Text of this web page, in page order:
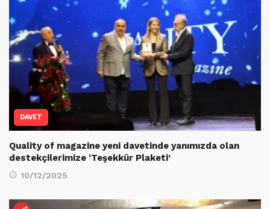
DAVET
Quality of magazine yeni davetinde yanımızda olan
destekçilerimize ‘Teşekkür Plaketi’
10/12/2025